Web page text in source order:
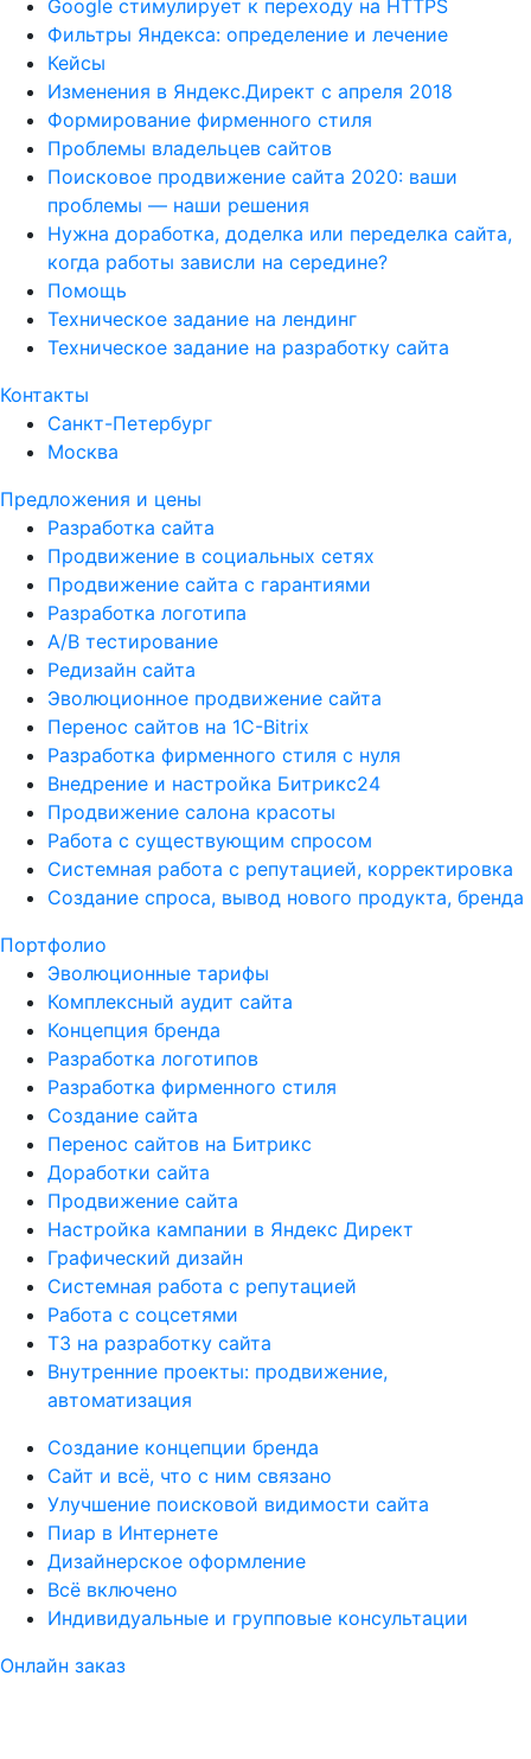
Google стимулирует к переходу на HTTPS
Фильтры Яндекса: определение и лечение
Кейсы
Изменения в Яндекс.Директ с апреля 2018
Формирование фирменного стиля
Проблемы владельцев сайтов
Поисковое продвижение сайта 2020: ваши
проблемы — наши решения
Нужна доработка, доделка или переделка сайта,
когда работы зависли на середине?
Помощь
Техническое задание на лендинг
Техническое задание на разработку сайта
Контакты
Санкт-Петербург
Москва
Предложения и цены
Разработка сайта
Продвижение в социальных сетях
Продвижение сайта с гарантиями
Разработка логотипа
A/B тестирование
Редизайн сайта
Эволюционное продвижение сайта
Перенос сайтов на 1С-Bitrix
Разработка фирменного стиля с нуля
Внедрение и настройка Битрикс24
Продвижение салона красоты
Работа с существующим спросом
Системная работа с репутацией, корректировка
Создание спроса, вывод нового продукта, бренда
Портфолио
Эволюционные тарифы
Комплексный аудит сайта
Концепция бренда
Разработка логотипов
Разработка фирменного стиля
Создание сайта
Перенос сайтов на Битрикс
Доработки сайта
Продвижение сайта
Настройка кампании в Яндекс Директ
Графический дизайн
Системная работа с репутацией
Работа с соцсетями
ТЗ на разработку сайта
Внутренние проекты: продвижение,
автоматизация
Создание концепции бренда
Сайт и всё, что с ним связано
Улучшение поисковой видимости сайта
Пиар в Интернете
Дизайнерское оформление
Всё включено
Индивидуальные и групповые консультации
Онлайн заказ